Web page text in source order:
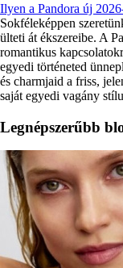
Ilyen a Pandora új
Sokféleképpen
ülteti át ékszereibe. A
romantikus
egyedi történeted
és charmjaid a friss,
saját egyedi vagány
Legnépszerűbb